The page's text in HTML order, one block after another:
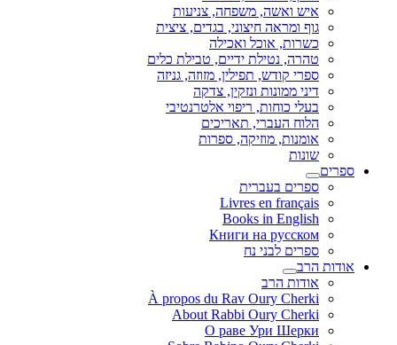
איש ואשה, משפחה, צניעות
גוף ומראה חיצוני, בגדים, ציצית
כשרות, אוכל ואכילה
טהרה, נטילת ידיים, טבילת כלים
ספרי קודש, תפילין, מזוזה, גניזה
דיני ממונות ונזקין, צדקה
בעלי כוחות, ריפוי אלטרנטיבי
הלוח העברי, תאריכים
אומנות, מוזיקה, ספרות
שונות
ספרים
ספרים בעברית
Livres en français
Books in English
Книги на русском
ספרים לבני נח
אודות הרב
אודות הרב
À propos du Rav Oury Cherki
About Rabbi Oury Cherki
О раве Ури Шерки